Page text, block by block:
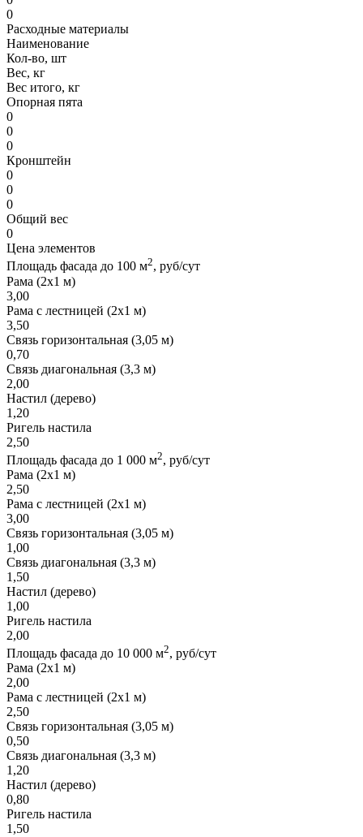
0
Расходные материалы
Наименование
Кол-во, шт
Вес, кг
Вес итого, кг
Опорная пята
0
0
0
Кронштейн
0
0
0
Общий вес
0
Цена элементов
Площадь фасада до 100 м2, руб/сут
Рама (2х1 м)
3,00
Рама с лестницей (2х1 м)
3,50
Связь горизонтальная (3,05 м)
0,70
Связь диагональная (3,3 м)
2,00
Настил (дерево)
1,20
Ригель настила
2,50
Площадь фасада до 1 000 м2, руб/сут
Рама (2х1 м)
2,50
Рама с лестницей (2х1 м)
3,00
Связь горизонтальная (3,05 м)
1,00
Связь диагональная (3,3 м)
1,50
Настил (дерево)
1,00
Ригель настила
2,00
Площадь фасада до 10 000 м2, руб/сут
Рама (2х1 м)
2,00
Рама с лестницей (2х1 м)
2,50
Связь горизонтальная (3,05 м)
0,50
Связь диагональная (3,3 м)
1,20
Настил (дерево)
0,80
Ригель настила
1,50